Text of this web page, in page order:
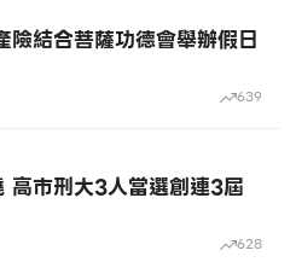
險結合菩薩功德會舉辦假日
639
高市刑大3人當選創連3屆
628